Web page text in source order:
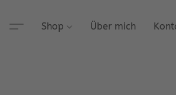
Shop Über mich